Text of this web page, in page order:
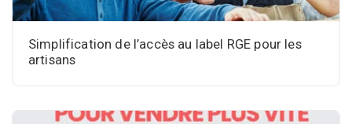
Simplification de l’accès au label RGE pour les
artisans